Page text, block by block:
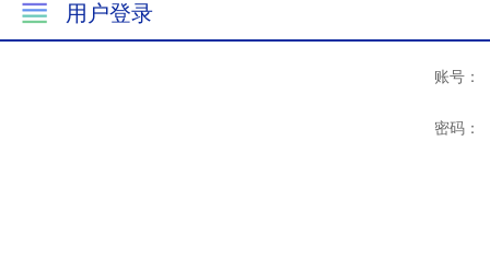
用户登录
账号：
密码：